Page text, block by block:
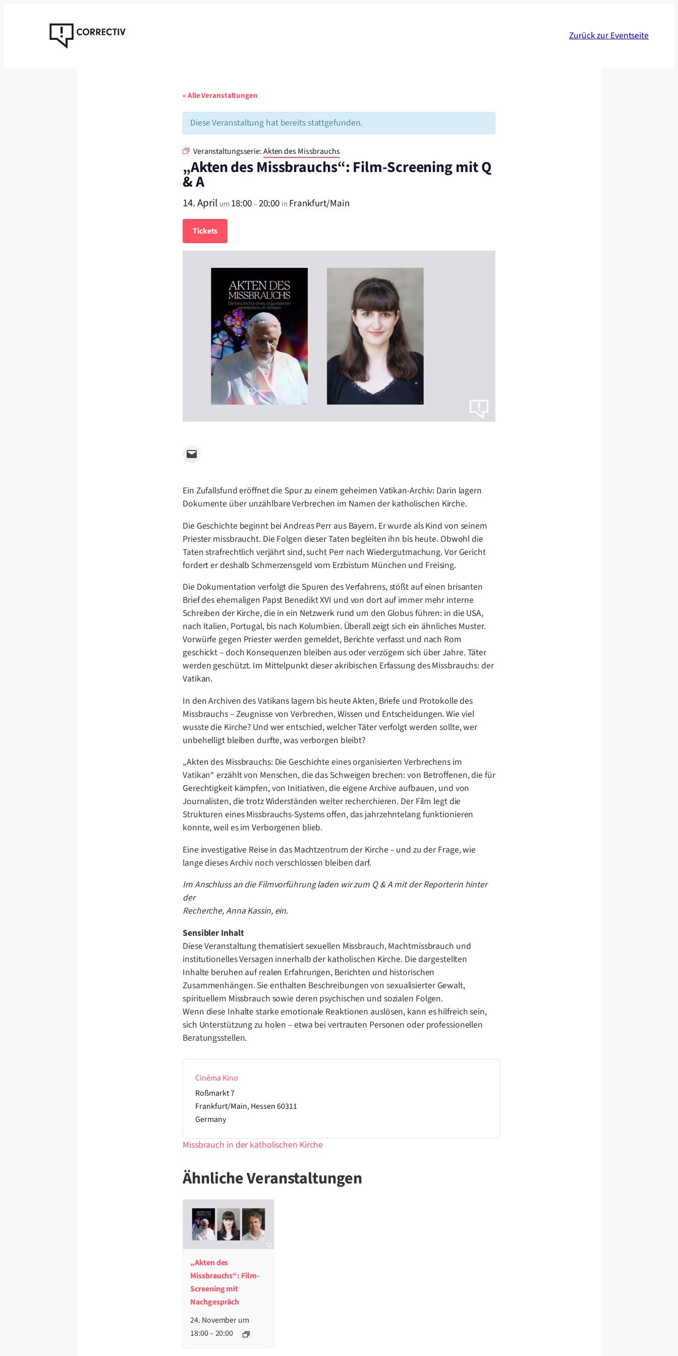
Zurück zur Eventseite
« Alle Veranstaltungen
Diese Veranstaltung hat bereits stattgefunden.
Veranstaltungsserie:Akten des Missbrauchs
„Akten des Missbrauchs“: Film-Screening mit Q
& A
14. April um18:00–20:00 in Frankfurt/Main
Tickets
Email this Page
Ein Zufallsfund eröffnet die Spur zu einem geheimen Vatikan-Archiv: Darin lagern
Dokumente über unzählbare Verbrechen im Namen der katholischen Kirche.
Die Geschichte beginnt bei Andreas Perr aus Bayern. Er wurde als Kind von seinem
Priester missbraucht. Die Folgen dieser Taten begleiten ihn bis heute. Obwohl die
Taten strafrechtlich verjährt sind, sucht Perr nach Wiedergutmachung. Vor Gericht
fordert er deshalb Schmerzensgeld vom Erzbistum München und Freising.
Die Dokumentation verfolgt die Spuren des Verfahrens, stößt auf einen brisanten
Brief des ehemaligen Papst Benedikt XVI und von dort auf immer mehr interne
Schreiben der Kirche, die in ein Netzwerk rund um den Globus führen: in die USA,
nach Italien, Portugal, bis nach Kolumbien. Überall zeigt sich ein ähnliches Muster.
Vorwürfe gegen Priester werden gemeldet, Berichte verfasst und nach Rom
geschickt – doch Konsequenzen bleiben aus oder verzögern sich über Jahre. Täter
werden geschützt. Im Mittelpunkt dieser akribischen Erfassung des Missbrauchs: der
Vatikan.
In den Archiven des Vatikans lagern bis heute Akten, Briefe und Protokolle des
Missbrauchs – Zeugnisse von Verbrechen, Wissen und Entscheidungen. Wie viel
wusste die Kirche? Und wer entschied, welcher Täter verfolgt werden sollte, wer
unbehelligt bleiben durfte, was verborgen bleibt?
„Akten des Missbrauchs: Die Geschichte eines organisierten Verbrechens im
Vatikan“ erzählt von Menschen, die das Schweigen brechen: von Betroffenen, die für
Gerechtigkeit kämpfen, von Initiativen, die eigene Archive aufbauen, und von
Journalisten, die trotz Widerständen weiter recherchieren. Der Film legt die
Strukturen eines Missbrauchs-Systems offen, das jahrzehntelang funktionieren
konnte, weil es im Verborgenen blieb.
Eine investigative Reise in das Machtzentrum der Kirche – und zu der Frage, wie
lange dieses Archiv noch verschlossen bleiben darf.
Im Anschluss an die Filmvorführung laden wir zum Q & A mit der Reporterin hinter
der
Recherche, Anna Kassin, ein.
Sensibler Inhalt
Diese Veranstaltung thematisiert sexuellen Missbrauch, Machtmissbrauch und
institutionelles Versagen innerhalb der katholischen Kirche. Die dargestellten
Inhalte beruhen auf realen Erfahrungen, Berichten und historischen
Zusammenhängen. Sie enthalten Beschreibungen von sexualisierter Gewalt,
spirituellem Missbrauch sowie deren psychischen und sozialen Folgen.
Wenn diese Inhalte starke emotionale Reaktionen auslösen, kann es hilfreich sein,
sich Unterstützung zu holen – etwa bei vertrauten Personen oder professionellen
Beratungsstellen.
Cinéma Kino
Roßmarkt 7
Frankfurt/Main,Hessen60311
Germany
Missbrauch in der katholischen Kirche
Ähnliche Veranstaltungen
„Akten des
Missbrauchs“: Film-
Screening mit
Nachgespräch
24. November um
18:00–20:00